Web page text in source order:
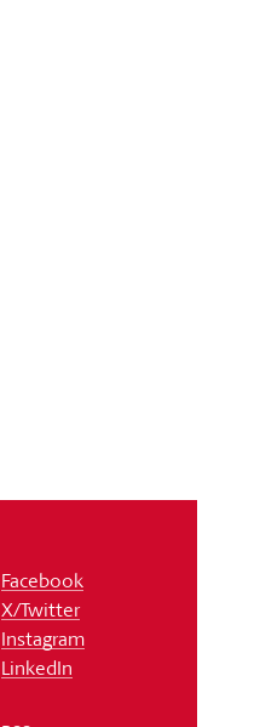
Facebook
X/Twitter
Instagram
LinkedIn